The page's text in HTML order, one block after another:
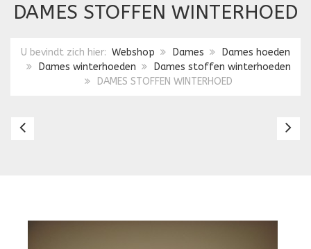
DAMES STOFFEN WINTERHOED
U bevindt zich hier: Webshop Dames
Dames hoeden
Dames winterhoeden
Dames stoffen winterhoeden
DAMES STOFFEN WINTERHOED
DAMES